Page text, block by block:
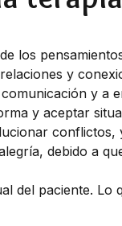
los
y
y a
y aceptar
debido a
del paciente.